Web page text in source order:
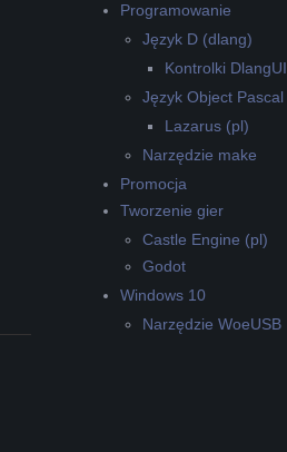
Programowanie
Język D (dlang)
Kontrolki DlangUI
Język Object Pascal
Lazarus (pl)
Narzędzie make
Promocja
Tworzenie gier
Castle Engine (pl)
Godot
Windows 10
Narzędzie WoeUSB